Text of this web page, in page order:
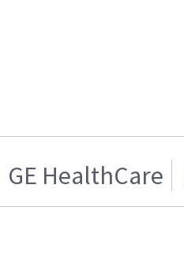
GE HealthCare